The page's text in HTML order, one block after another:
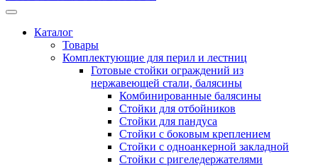
Каталог
Товары
Комплектующие для перил и лестниц
Готовые стойки ограждений из
нержавеющей стали, балясины
Комбинированные балясины
Стойки для отбойников
Стойки для пандуса
Стойки с боковым креплением
Стойки с одноанкерной закладной
Стойки с ригеледержателями